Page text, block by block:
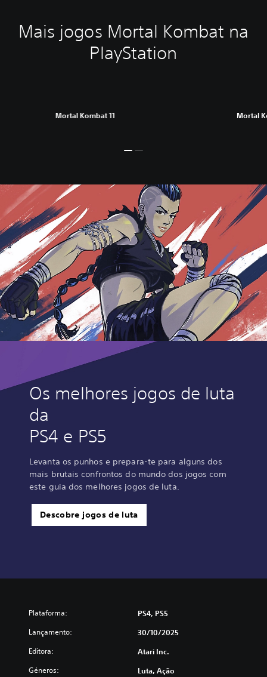
Mais jogos Mortal Kombat na
PlayStation
Mortal Kombat 11 Mortal
Os melhores jogos de luta
da
PS4 e PS5
Levanta os punhos e prepara-te para alguns dos
mais brutais confrontos do mundo dos jogos com
este guia dos melhores jogos de luta.
Descobre jogos de luta
Plataforma: PS4, PS5
Lançamento: 30/10/2025
Editora: Atari Inc.
Géneros: Luta, Ação